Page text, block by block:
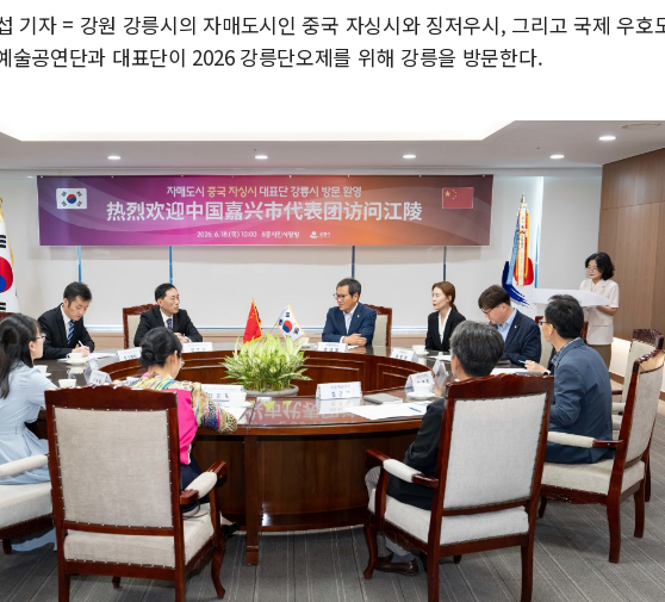
연일 폭염에 온열
中 전방위 아파트
동해시, 11~14일
강원 중·남부 동
기자 = 강원 강릉시의 자매도시인 중국 자싱시와 징저우시, 그리고 국제 우호
술공연단과 대표단이 2026 강릉단오제를 위해 강릉을 방문한다.